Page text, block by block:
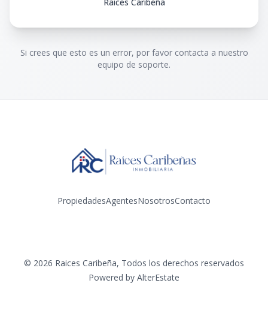
Si crees que esto es un error, por favor contacta a nuestro
equipo de soporte.
PropiedadesAgentesNosotrosContacto
© 2026 Raices Caribeña, Todos los derechos reservados
Powered by AlterEstate